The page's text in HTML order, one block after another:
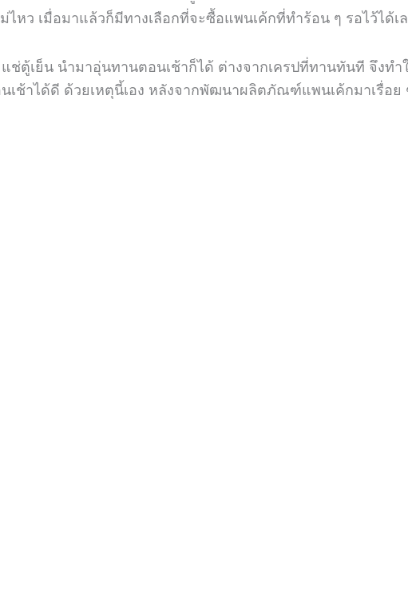
หว เมื่อมาแล้วก็มีทางเลือกที่จะซื้อแพนเค้กที่ทำร้อน ๆ รอไว้ได้เ
ช่ตู้เย็น นำมาอุ่นทานตอนเช้าก็ได้ ต่างจากเครปที่ทานทันที จึงท
ช้าได้ดี ด้วยเหตุนี้เอง หลังจากพัฒนาผลิตภัณฑ์แพนเค้กมาเรื่อย